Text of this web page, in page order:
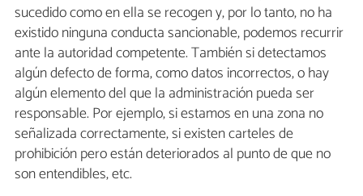
sucedido como en ella se recogen y, por lo tanto, no ha
existido ninguna conducta sancionable, podemos recurrir
ante la autoridad competente. También si detectamos
algún defecto de forma, como datos incorrectos, o hay
algún elemento del que la administración pueda ser
responsable. Por ejemplo, si estamos en una zona no
señalizada correctamente, si existen carteles de
prohibición pero están deteriorados al punto de que no
son entendibles, etc.